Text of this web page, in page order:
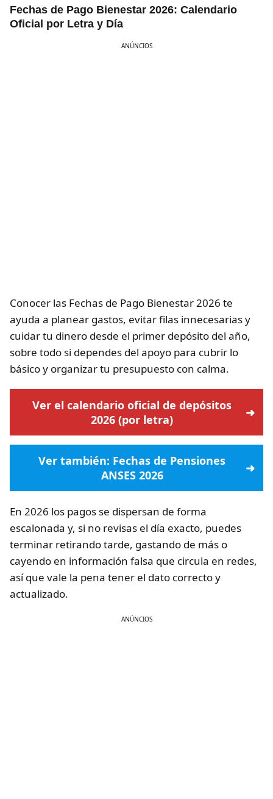
Fechas de Pago Bienestar 2026: Calendario
Oficial por Letra y Día
ANÚNCIOS
Conocer las Fechas de Pago Bienestar 2026 te
ayuda a planear gastos, evitar filas innecesarias y
cuidar tu dinero desde el primer depósito del año,
sobre todo si dependes del apoyo para cubrir lo
básico y organizar tu presupuesto con calma.
Ver el calendario oficial de depósitos
2026 (por letra)
Ver también: Fechas de Pensiones
ANSES 2026
En 2026 los pagos se dispersan de forma
escalonada y, si no revisas el día exacto, puedes
terminar retirando tarde, gastando de más o
cayendo en información falsa que circula en redes,
así que vale la pena tener el dato correcto y
actualizado.
ANÚNCIOS